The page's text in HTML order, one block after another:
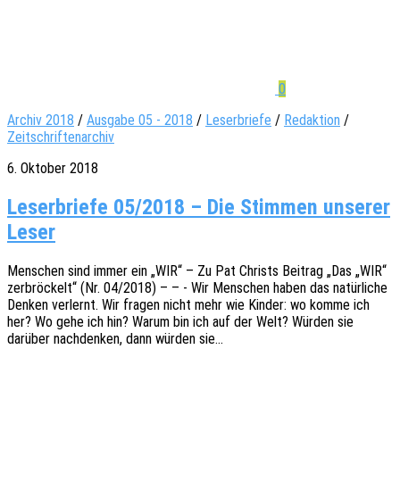
0
Archiv 2018 / Ausgabe 05 - 2018 / Leserbriefe / Redaktion /
Zeitschriftenarchiv
6. Oktober 2018
Leserbriefe 05/2018 – Die Stimmen unserer
Leser
Menschen sind immer ein „WIR“ – Zu Pat Christs Beitrag „Das „WIR“
zerbrö­ckelt“ (Nr. 04/2018) – – - Wir Menschen haben das natür­li­che
Denken verlernt. Wir fragen nicht mehr wie Kinder: wo komme ich
her? Wo gehe ich hin? Warum bin ich auf der Welt? Würden sie
darüber nach­den­ken, dann würden sie…